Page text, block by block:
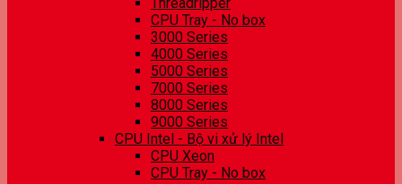
CPU Tray - No box
3000 Series
4000 Series
5000 Series
7000 Series
8000 Series
9000 Series
CPU Intel - Bộ vi xử lý Intel
CPU Xeon
CPU Tray - No box